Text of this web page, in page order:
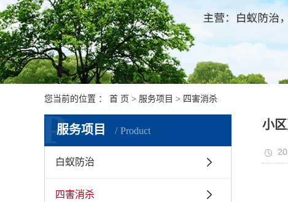
您当前的位置 ： 首 页 > 服务项目 > 四害消杀
服务项目 Product
P
白蚁防治
四害消杀
小